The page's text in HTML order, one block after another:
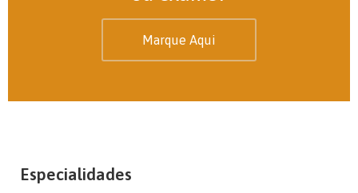
Marque Aqui
Especialidades